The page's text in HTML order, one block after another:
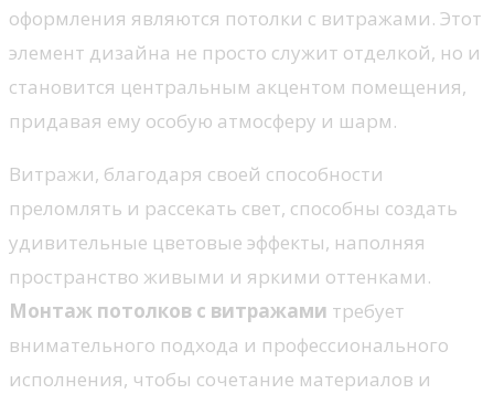
оформления являются потолки с витражами. Этот
элемент дизайна не просто служит отделкой, но и
становится центральным акцентом помещения,
придавая ему особую атмосферу и шарм.
Витражи, благодаря своей способности
преломлять и рассекать свет, способны создать
удивительные цветовые эффекты, наполняя
пространство живыми и яркими оттенками.
Монтаж потолков с витражами требует
внимательного подхода и профессионального
исполнения, чтобы сочетание материалов и